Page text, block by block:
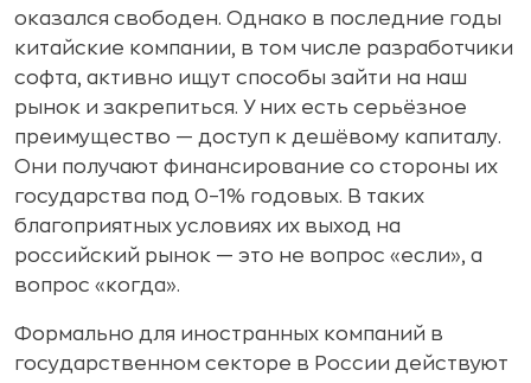
оказался свободен. Однако в последние годы
китайские компании, в том числе разработчики
софта, активно ищут способы зайти на наш
рынок и закрепиться. У них есть серьёзное
преимущество — доступ к дешёвому капиталу.
Они получают финансирование со стороны их
государства под 0–1% годовых. В таких
благоприятных условиях их выход на
российский рынок — это не вопрос «если», а
вопрос «когда».
Формально для иностранных компаний в
государственном секторе в России действуют